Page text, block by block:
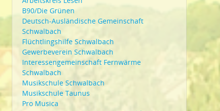
B90/Die Grünen
Deutsch-Ausländische Gemeinschaft
Schwalbach
Flüchtlingshilfe Schwalbach
Gewerbeverein Schwalbach
Interessengemeinschaft Fernwärme
Schwalbach
Musikschule Schwalbach
Musikschule Taunus
Pro Musica